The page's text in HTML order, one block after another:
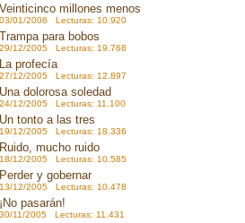
Veinticinco millones menos
03/01/2006 Lecturas: 10.920
Trampa para bobos
29/12/2005 Lecturas: 19.768
La profecía
27/12/2005 Lecturas: 12.897
Una dolorosa soledad
24/12/2005 Lecturas: 11.100
Un tonto a las tres
19/12/2005 Lecturas: 18.336
Ruido, mucho ruido
18/12/2005 Lecturas: 10.585
Perder y gobernar
13/12/2005 Lecturas: 10.478
¡No pasarán!
30/11/2005 Lecturas: 11.431